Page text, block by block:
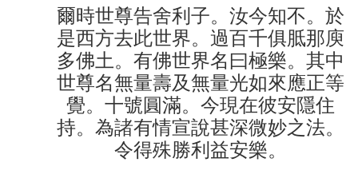
爾時世尊告舍利子。汝今知不。於
是西方去此世界。過百千俱胝那庾
多佛土。有佛世界名曰極樂。其中
世尊名無量壽及無量光如來應正等
覺。十號圓滿。今現在彼安隱住
持。為諸有情宣說甚深微妙之法。
令得殊勝利益安樂。